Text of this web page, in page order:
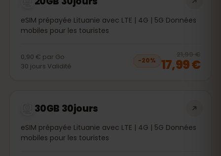
eSIM prépayée Lituanie avec LTE | 4G | 5G Données
mobiles pour les touristes
0,90 € par Go
30 jours Validité
−20%
21,99 €
17,99 €
30GB 30jours
eSIM prépayée Lituanie avec LTE | 4G | 5G Données
mobiles pour les touristes